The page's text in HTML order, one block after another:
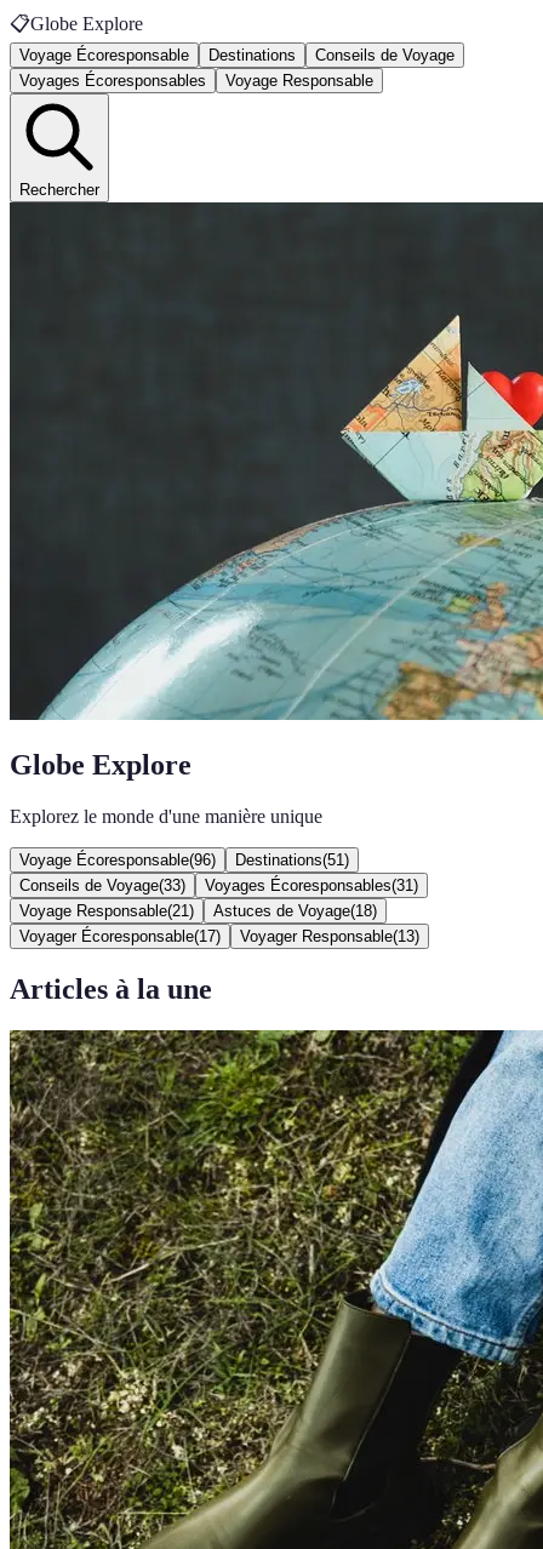
📋Globe Explore
Voyage Écoresponsable Destinations
Conseils de Voyage
Voyages Écoresponsables
Voyage Responsable
Rechercher
Globe Explore
Explorez le monde d'une manière unique
Voyage Écoresponsable(96) Destinations(51 )
Conseils de Voyage(33) Voyages Écoresponsables(31 )
Voyage Responsable(21 ) Astuces de Voyage(18)
Voyager Écoresponsable(17) Voyager Responsable(13)
Articles à la une